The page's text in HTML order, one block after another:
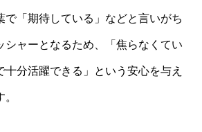
で「期待している」などと言いがち
シャーとなるため、「焦らなくてい
十分活躍できる」という安心を与え